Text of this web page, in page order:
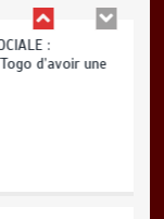
:
d’avoir une